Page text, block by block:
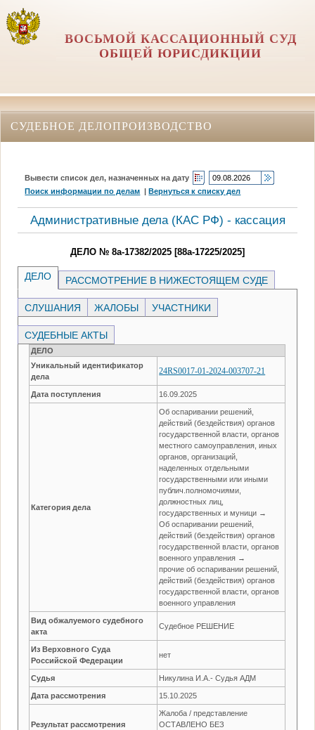
ВОСЬМОЙ КАССАЦИОННЫЙ СУД
ОБЩЕЙ ЮРИСДИКЦИИ
СУДЕБНОЕ ДЕЛОПРОИЗВОДСТВО
Вывести список дел, назначенных на дату
Поиск информации по делам |Вернуться к списку дел
Административные дела (КАC РФ) - кассация
ДЕЛО № 8а-17382/2025 [88а-17225/2025]
ДЕЛО РАССМОТРЕНИЕ В НИЖЕСТОЯЩЕМ СУДЕ
СЛУШАНИЯ ЖАЛОБЫ УЧАСТНИКИ
СУДЕБНЫЕ АКТЫ
ДЕЛО
Уникальный идентификатор
дела
24RS0017-01-2024-003707-21
Дата поступления 16.09.2025
Категория дела
Об оспаривании решений,
действий (бездействия) органов
государственной власти, органов
местного самоуправления, иных
органов, организаций,
наделенных отдельными
государственными или иными
публич.полномочиями,
должностных лиц,
государственных и муници →
Об оспаривании решений,
действий (бездействия) органов
государственной власти, органов
военного управления →
прочие об оспаривании решений,
действий (бездействия) органов
государственной власти, органов
военного управления
Вид обжалуемого судебного
акта
Судебное РЕШЕНИЕ
Из Верховного Суда
Российской Федерации
нет
Судья Никулина И.А.- Судья АДМ
Дата рассмотрения 15.10.2025
Результат рассмотрения
Жалоба / представление
ОСТАВЛЕНО БЕЗ